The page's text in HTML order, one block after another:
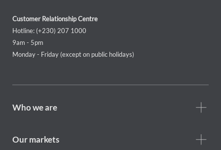
Customer Relationship Centre
Hotline: (+230) 207 1000
9am - 5pm
Monday - Friday (except on public holidays)
Footer
are
Who we are
Our markets